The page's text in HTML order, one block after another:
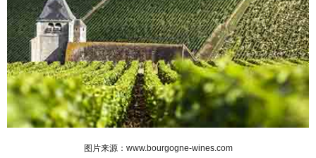
图片来源：www.bourgogne-wines.com